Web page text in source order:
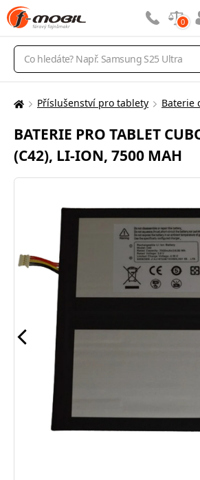
Vyhledávání
0
Zde
nacházíte:
Příslušenství pro tablety Baterie
BATERIE PRO TABLET
(C42), LI-ION, 7500 MAH